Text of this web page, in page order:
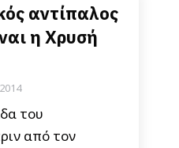
αντίπαλος
η Χρυσή
του
από τον